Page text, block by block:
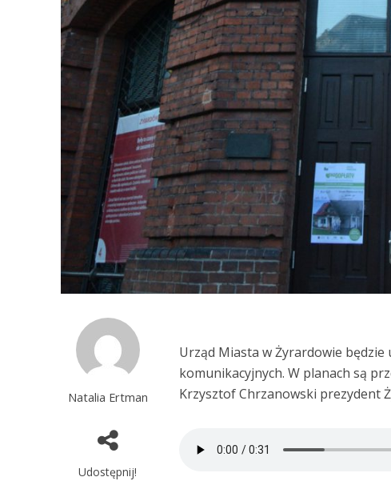
Natalia Ertman
Udostępnij!
Urząd Miasta w Żyrardowie
komunikacyjnych. W planach są
Krzysztof Chrzanowski prezydent